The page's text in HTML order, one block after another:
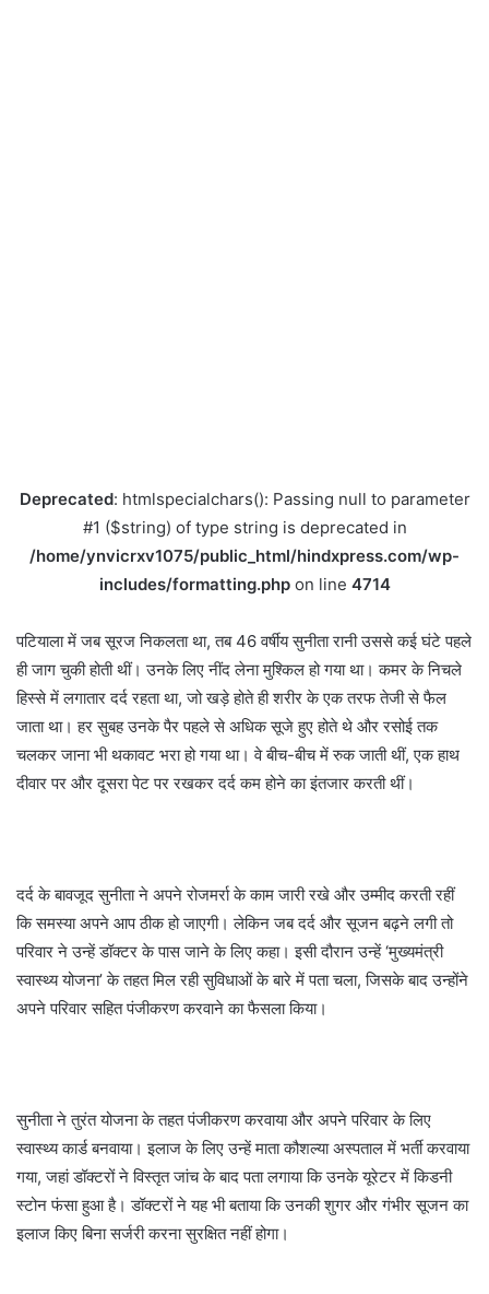
Deprecated: htmlspecialchars(): Passing null to parameter
#1 ($string) of type string is deprecated in
/home/ynvicrxv1075/public_html/hindxpress.com/wp-
includes/formatting.phpon line 4714
पटियाला में जब सूरज निकलता था, तब 46 वर्षीय सुनीता रानी उससे कई घंटे पहले
ही जाग चुकी होती थीं। उनके लिए नींद लेना मुश्किल हो गया था। कमर के निचले
हिस्से में लगातार दर्द रहता था, जो खड़े होते ही शरीर के एक तरफ तेजी से फैल
जाता था। हर सुबह उनके पैर पहले से अधिक सूजे हुए होते थे और रसोई तक
चलकर जाना भी थकावट भरा हो गया था। वे बीच-बीच में रुक जाती थीं, एक हाथ
दीवार पर और दूसरा पेट पर रखकर दर्द कम होने का इंतजार करती थीं।
दर्द के बावजूद सुनीता ने अपने रोजमर्रा के काम जारी रखे और उम्मीद करती रहीं
कि समस्या अपने आप ठीक हो जाएगी। लेकिन जब दर्द और सूजन बढ़ने लगी तो
परिवार ने उन्हें डॉक्टर के पास जाने के लिए कहा। इसी दौरान उन्हें ‘मुख्यमंत्री
स्वास्थ्य योजना’ के तहत मिल रही सुविधाओं के बारे में पता चला, जिसके बाद उन्होंने
अपने परिवार सहित पंजीकरण करवाने का फैसला किया।
सुनीता ने तुरंत योजना के तहत पंजीकरण करवाया और अपने परिवार के लिए
स्वास्थ्य कार्ड बनवाया। इलाज के लिए उन्हें माता कौशल्या अस्पताल में भर्ती करवाया
गया, जहां डॉक्टरों ने विस्तृत जांच के बाद पता लगाया कि उनके यूरेटर में किडनी
स्टोन फंसा हुआ है। डॉक्टरों ने यह भी बताया कि उनकी शुगर और गंभीर सूजन का
इलाज किए बिना सर्जरी करना सुरक्षित नहीं होगा।